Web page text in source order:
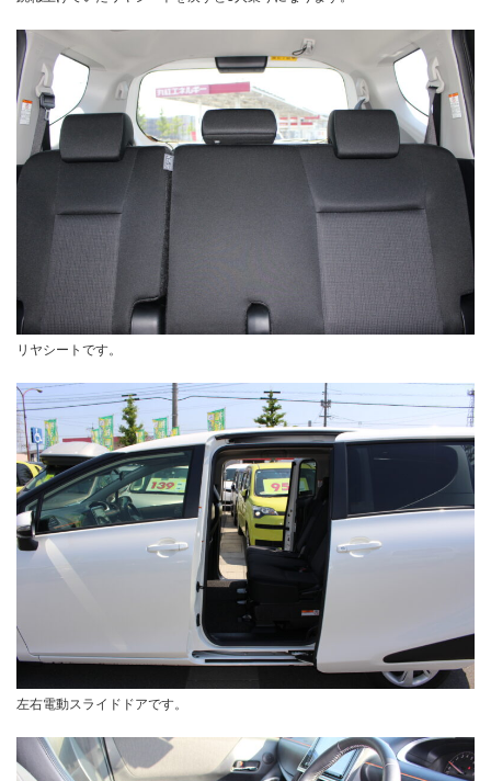
リヤシートです。
左右電動スライドドアです。